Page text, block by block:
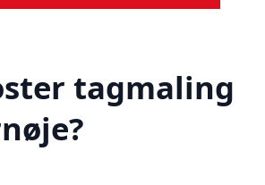
tagmaling